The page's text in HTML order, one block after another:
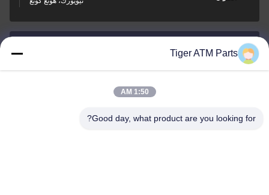
البريد
Tiger ATM Parts
1:50 AM
Good day, what product are you looking for?